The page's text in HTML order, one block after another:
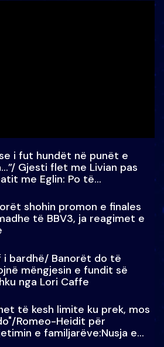
i fut hundët në punët e
Gjesti flet me Livian pas
me Eglin: Po të
shohin promon e finales
të BBV3, ja reagimet e
i bardhë/ Banorët do të
mëngjesin e fundit së
nga Lori Caffe
të kesh limite ku prek, mos
Romeo-Heidit për
e familjarëve:Nusja e